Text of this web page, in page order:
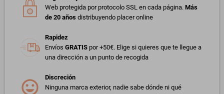
Web protegida por protocolo SSL en cada página. Más
de 20 años distribuyendo placer online
Rapidez
Envíos GRATIS por +50€. Elige si quieres que te llegue a
una dirección a un punto de recogida
Discreción
Ninguna marca exterior, nadie sabe dónde ni qué